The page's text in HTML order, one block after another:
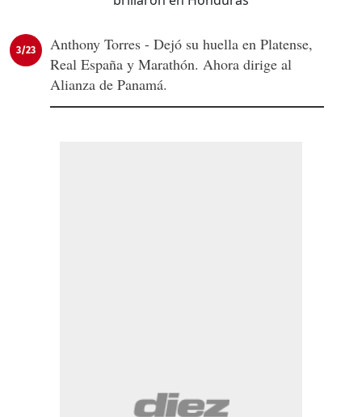
3/23
Anthony Torres - Dejó su huella en Platense,
Real España y Marathón. Ahora dirige al
Alianza de Panamá.